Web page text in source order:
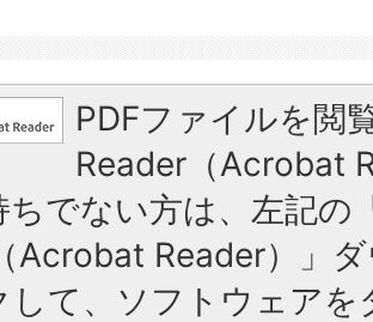
PDFファイルを閲
Reader（Acrobat
ちでない方は、左記の
Acrobat Reader）」
して、ソフトウェア